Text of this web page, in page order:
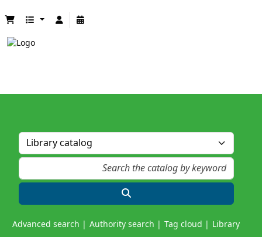
Advanced search Authority search Tag cloud Library